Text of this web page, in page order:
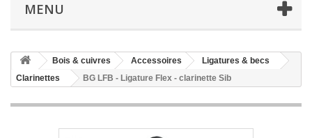
MENU
Bois & cuivres Accessoires
Ligatures & becs
Clarinettes
BG LFB - Ligature Flex - clarinette Sib